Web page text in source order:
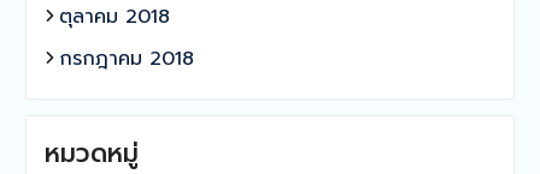
ตุลาคม 2018
กรกฎาคม 2018
หมวดหมู่